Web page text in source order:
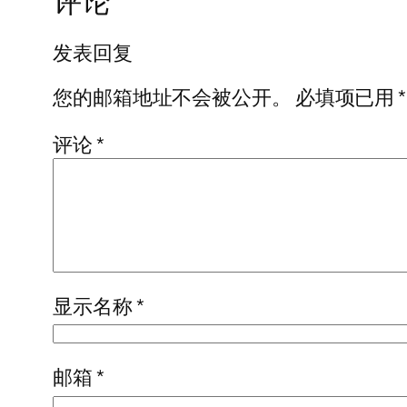
发表回复
您的邮箱地址不会被公开。
必填项已用*
评论*
显示名称*
邮箱*